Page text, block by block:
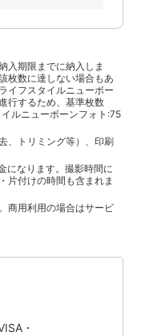
入期限までに納入しま
枚数に達しない場合もあ
イフスタイルニューボー
行するため、基準枚数
ルニューボーンフォト:75
、トリミング等）、印刷
になります。撮影時間に
片付けの時間も含まれま
商用利用の場合はサービ
・